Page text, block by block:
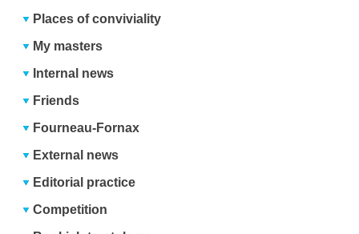
Places of conviviality
My masters
Internal news
Friends
Fourneau-Fornax
External news
Editorial practice
Competition